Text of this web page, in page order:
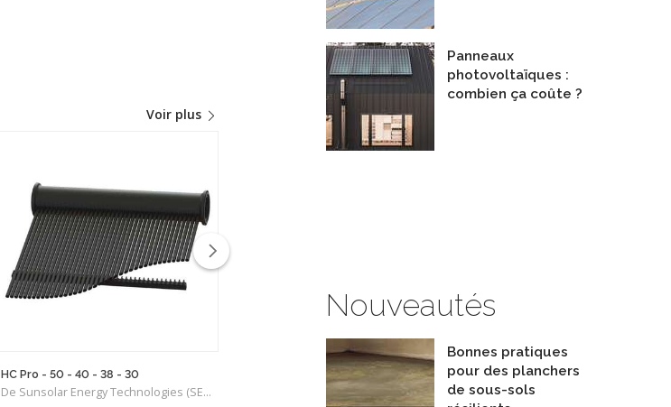
Panneaux
photovoltaïques :
combien ça coûte ?
Nouveautés
Bonnes pratiques
pour des planchers
de sous-sols
Voir plus
HC Pro - 50 - 40 - 38 - 30
De Sunsolar Energy Technologies (SET) Québec De Viessmann Canada
r16
De dcbel.énergie